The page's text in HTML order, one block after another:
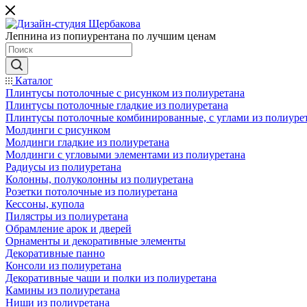
Лепнина из попиурентана по лучшим ценам
Каталог
Плинтусы потолочные с рисунком из полиуретана
Плинтусы потолочные гладкие из полиуретана
Плинтусы потолочные комбинированные, с углами из
Молдинги c рисунком
Молдинги гладкие из полиуретана
Молдинги с угловыми элементами из полиуретана
Радиусы из полиуретана
Колонны, полуколонны из полиуретана
Розетки потолочные из полиуретана
Кессоны, купола
Пилястры из полиуретана
Обрамление арок и дверей
Орнаменты и декоративные элементы
Декоративные панно
Консоли из полиуретана
Декоративные чаши и полки из полиуретана
Камины из полиуретана
Ниши из полиуретана